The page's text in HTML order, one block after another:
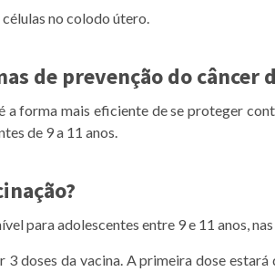
no colodo útero.
de prevenção do câncer
a forma mais eficiente de se proteger
de 9 a 11 anos.
para adolescentes entre 9 e 11 anos,
doses da vacina. A primeira dose